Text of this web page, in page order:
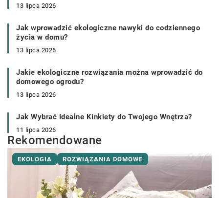
13 lipca 2026
Jak wprowadzić ekologiczne nawyki do codziennego
życia w domu?
13 lipca 2026
Jakie ekologiczne rozwiązania można wprowadzić do
domowego ogrodu?
13 lipca 2026
Jak Wybrać Idealne Kinkiety do Twojego Wnętrza?
11 lipca 2026
Rekomendowane
EKOLOGIA ROZWIĄZANIA DOMOWE